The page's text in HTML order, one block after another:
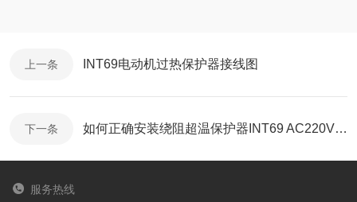
上一条 INT69电动机过热保护器接线图
下一条 如何正确安装绕阻超温保护器INT69 AC220V 5A
服务热线